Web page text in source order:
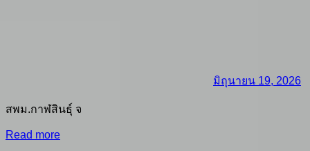
มิถุนายน 19, 2026
สพม.กาฬสินธุ์ จ
Read more